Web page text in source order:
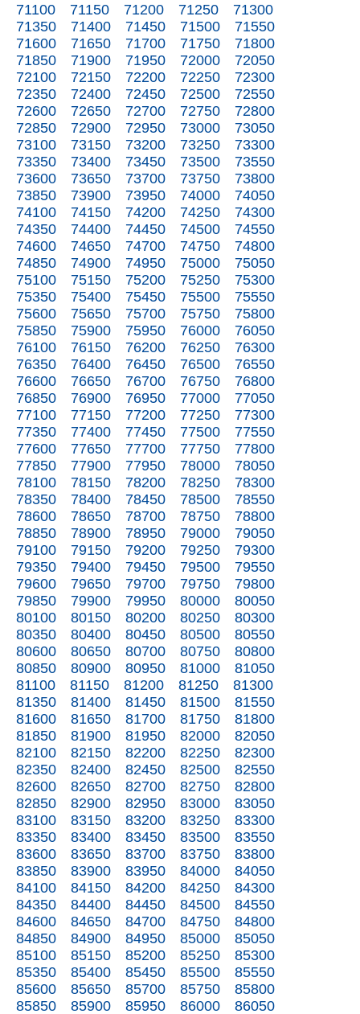
71100
71150 71200 71250
71300
71350
71400 71450 71500
71550
71600
71650 71700 71750
71800
71850
71900 71950 72000
72050
72100
72150 72200 72250
72300
72350
72400 72450 72500
72550
72600
72650 72700 72750
72800
72850
72900 72950 73000
73050
73100
73150 73200 73250
73300
73350
73400 73450 73500
73550
73600
73650 73700 73750
73800
73850
73900 73950 74000
74050
74100
74150 74200 74250
74300
74350
74400 74450 74500
74550
74600
74650 74700 74750
74800
74850
74900 74950 75000
75050
75100
75150 75200 75250
75300
75350
75400 75450 75500
75550
75600
75650 75700 75750
75800
75850
75900 75950 76000
76050
76100
76150 76200 76250
76300
76350
76400 76450 76500
76550
76600
76650 76700 76750
76800
76850
76900 76950 77000
77050
77100
77150 77200 77250
77300
77350
77400 77450 77500
77550
77600
77650 77700 77750
77800
77850
77900 77950 78000
78050
78100
78150 78200 78250
78300
78350
78400 78450 78500
78550
78600
78650 78700 78750
78800
78850
78900 78950 79000
79050
79100
79150 79200 79250
79300
79350
79400 79450 79500
79550
79600
79650 79700 79750
79800
79850
79900 79950 80000
80050
80100
80150 80200 80250
80300
80350
80400 80450 80500
80550
80600
80650 80700 80750
80800
80850
80900 80950 81000
81050
81100
81150 81200 81250
81300
81350
81400 81450 81500
81550
81600
81650 81700 81750
81800
81850
81900 81950 82000
82050
82100
82150 82200 82250
82300
82350
82400 82450 82500
82550
82600
82650 82700 82750
82800
82850
82900 82950 83000
83050
83100
83150 83200 83250
83300
83350
83400 83450 83500
83550
83600
83650 83700 83750
83800
83850
83900 83950 84000
84050
84100
84150 84200 84250
84300
84350
84400 84450 84500
84550
84600
84650 84700 84750
84800
84850
84900 84950 85000
85050
85100
85150 85200 85250
85300
85350
85400 85450 85500
85550
85600
85650 85700 85750
85800
85850
85900 85950 86000
86050